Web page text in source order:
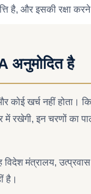
है, और इसकी रक्षा
अनुमोदित है
खर्च नहीं होता।
में रखेगी, इन चरणों का
विदेश मंत्रालय,
है।